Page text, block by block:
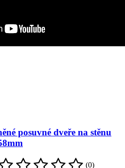
posuvné dveře na stěnu
(0)